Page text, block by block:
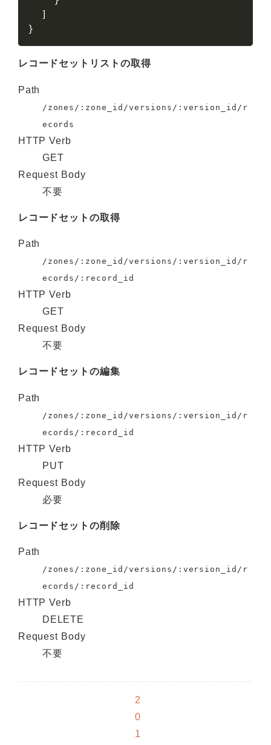
  ]
}
レコードセットリストの取得
Path
/zones/:zone_id/versions/:version_id/r
ecords
HTTP Verb
GET
Request Body
不要
レコードセットの取得
Path
/zones/:zone_id/versions/:version_id/r
ecords/:record_id
HTTP Verb
GET
Request Body
不要
レコードセットの編集
Path
/zones/:zone_id/versions/:version_id/r
ecords/:record_id
HTTP Verb
PUT
Request Body
必要
レコードセットの削除
Path
/zones/:zone_id/versions/:version_id/r
ecords/:record_id
HTTP Verb
DELETE
Request Body
不要
2
0
1